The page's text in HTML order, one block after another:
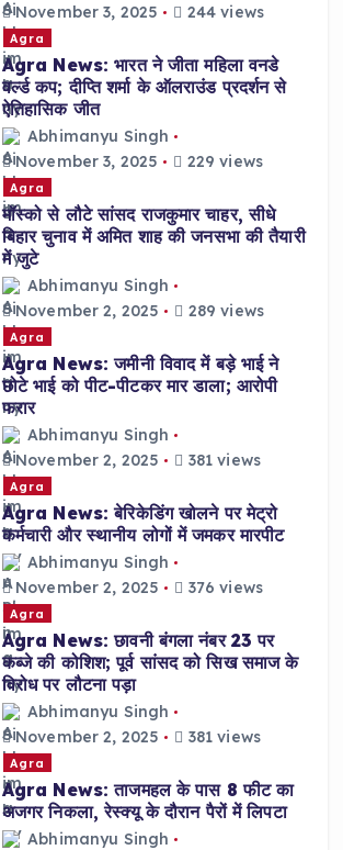
November 3, 2025
244 views
Agra
Agra News: भारत ने जीता महिला वनडे
वर्ल्ड कप; दीप्ति शर्मा के ऑलराउंड प्रदर्शन से
ऐतिहासिक जीत
Abhimanyu Singh
November 3, 2025
229 views
Agra
मॉस्को से लौटे सांसद राजकुमार चाहर, सीधे
बिहार चुनाव में अमित शाह की जनसभा की तैयारी
में जुटे
Abhimanyu Singh
November 2, 2025
289 views
Agra
Agra News: जमीनी विवाद में बड़े भाई ने
छोटे भाई को पीट-पीटकर मार डाला; आरोपी
फरार
Abhimanyu Singh
November 2, 2025
381 views
Agra
Agra News: बेरिकेडिंग खोलने पर मेट्रो
कर्मचारी और स्थानीय लोगों में जमकर मारपीट
Abhimanyu Singh
November 2, 2025
376 views
Agra
Agra News: छावनी बंगला नंबर 23 पर
कब्जे की कोशिश; पूर्व सांसद को सिख समाज के
विरोध पर लौटना पड़ा
Abhimanyu Singh
November 2, 2025
381 views
Agra
Agra News: ताजमहल के पास 8 फीट का
अजगर निकला, रेस्क्यू के दौरान पैरों में लिपटा
Abhimanyu Singh